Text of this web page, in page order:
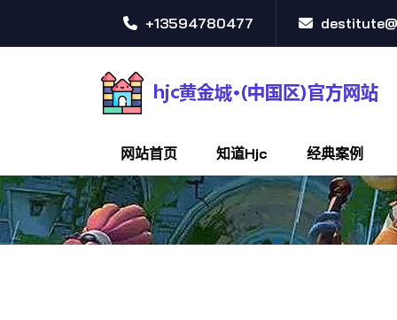
+13594780477
网站首页 知道hjc 经典案例